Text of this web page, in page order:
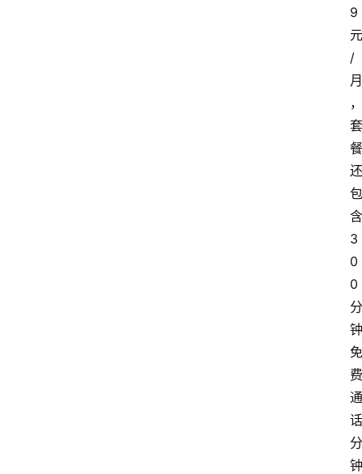
9
元
/
月
，
套
餐
还
包
含
3
0
0
分
钟
免
费
通
话
分
钟